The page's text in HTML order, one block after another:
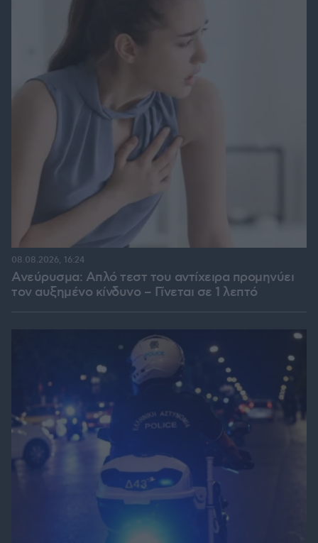
Ανεύρυσμα: Απλό τεστ του αντίχειρα προμηνύει
τον αυξημένο κίνδυνο – Γίνεται σε 1 λεπτό
08.08.2026, 16:24